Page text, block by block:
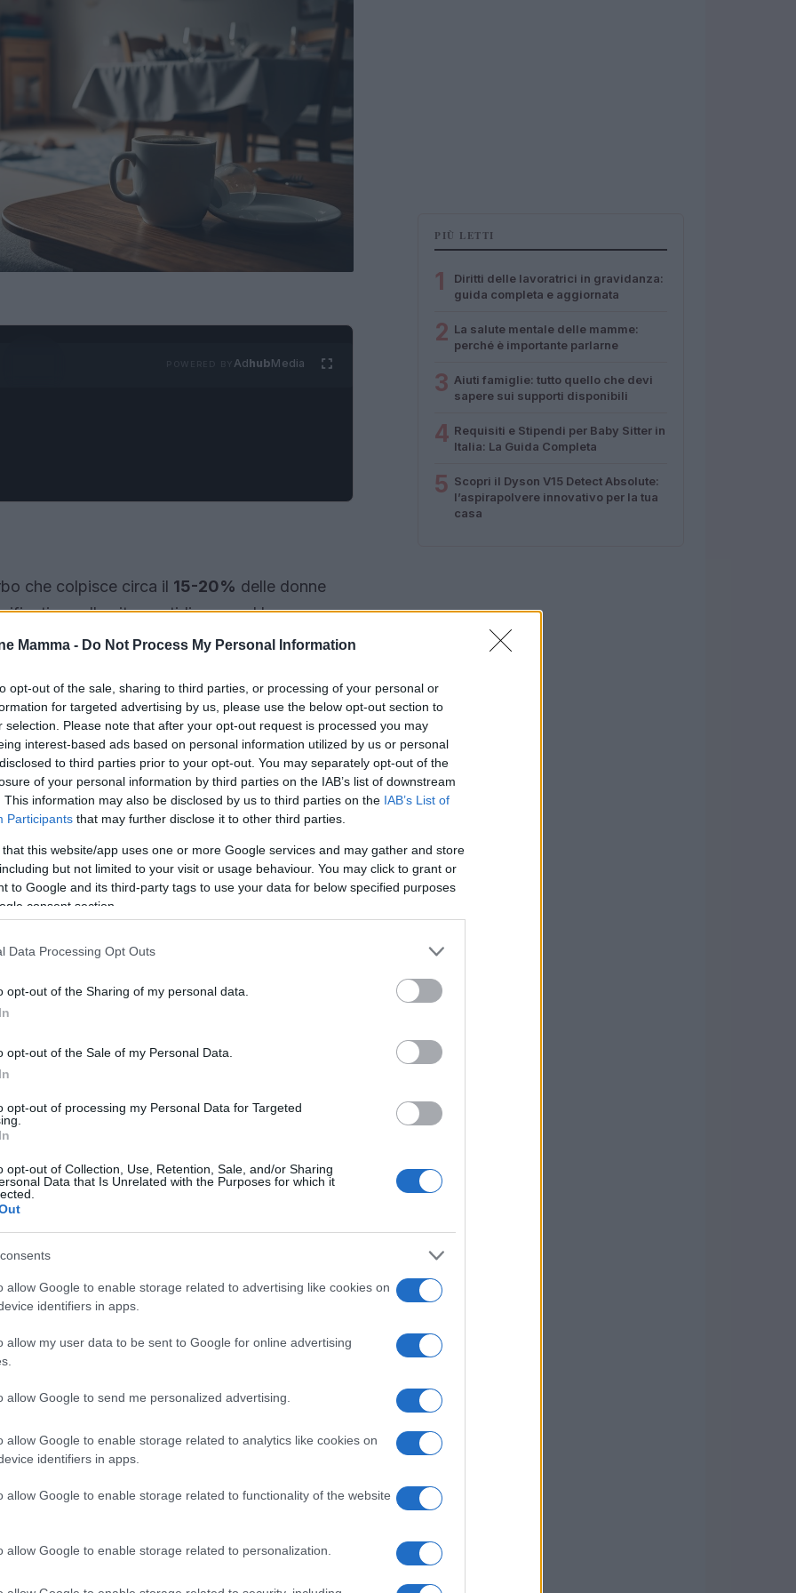
Mamma - Do Not Process My Personal Information
opt-out of the sale, sharing to third parties, or processing of your personal or
for targeted advertising by us, please use the below opt-out section to
selection. Please note that after your opt-out request is processed you may
interest-based ads based on personal information utilized by us or personal
to third parties prior to your opt-out. You may separately opt-out of the
of your personal information by third parties on the IAB’s list of downstream
This information may also be disclosed by us to third parties on the IAB’s List of
Participants that may further disclose it to other third parties.
that this website/app uses one or more Google services and may gather and store
but not limited to your visit or usage behaviour. You may click to grant or
to Google and its third-party tags to use your data for below specified purposes
consent section.
Data Processing Opt Outs
opt-out of the Sharing of my personal data.
opt-out of the Sale of my Personal Data.
opt-out of processing my Personal Data for Targeted
opt-out of Collection, Use, Retention, Sale, and/or Sharing
Data that Is Unrelated with the Purposes for which it
allow Google to enable storage related to advertising like cookies on
identifiers in apps.
allow my user data to be sent to Google for online advertising
allow Google to send me personalized advertising.
allow Google to enable storage related to analytics like cookies on
identifiers in apps.
allow Google to enable storage related to functionality of the website
allow Google to enable storage related to personalization.
AdhubMedia
che colpisce circa il 15-20% delle donne
sulla vita quotidiana e sul legame con
dallaAmerican Psychological Association,
depressione è aumentato del
maggiore consapevolezza e supporto.
attraverso vari sintomi, tra cui
riconoscere che non si tratta solo di un ‘blues’
che richiede attenzione medica. Le cause
psicologico e mancanza di supporto
delle neomamme.
per approfondire le cause.
hanno vissuto la
strategy
e sui trattamenti disponibili.
a
per sensibilizzare l’opinione pubblica.
PIÙ LETTI
1
Diritti delle lavoratrici in gravidanza:
guida completa e aggiornata
2 La salute mentale delle mamme:
perché è importante parlarne
3 Aiuti famiglie: tutto quello che devi
sapere sui supporti disponibili
4 Requisiti e Stipendi per Baby Sitter in
Italia: La Guida Completa
5 Scopri il Dyson V15 Detect Absolute:
l’aspirapolvere innovativo per la tua
casa